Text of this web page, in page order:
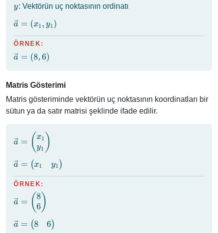
y
y: Vektörün uç noktasının ordinatı
\vec{a}
= (x_1,
y_1)
a = (x1 , y1 )
ÖRNEK:
\vec{a}
a = (8,6)
Matris Gösterimi
Matris gösteriminde vektörün uç noktasının koordinatları bir
sütun ya da satır matrisi şeklinde ifade edilir.
\vec{a} =
\begin{pmatrix}
x_1 \\ y_1
\end{pmatrix}
a = ( x1
y1 )
\vec{a} =
\begin{pmatrix}
x_1 & y_1
\end{pmatrix}
a = (x1 y1 )
ÖRNEK:
\vec{a} =
\begin{pmatrix}
8 \\ 6
\end{pmatrix}
a = (8
6)
\vec{a} =
a = (8 6)